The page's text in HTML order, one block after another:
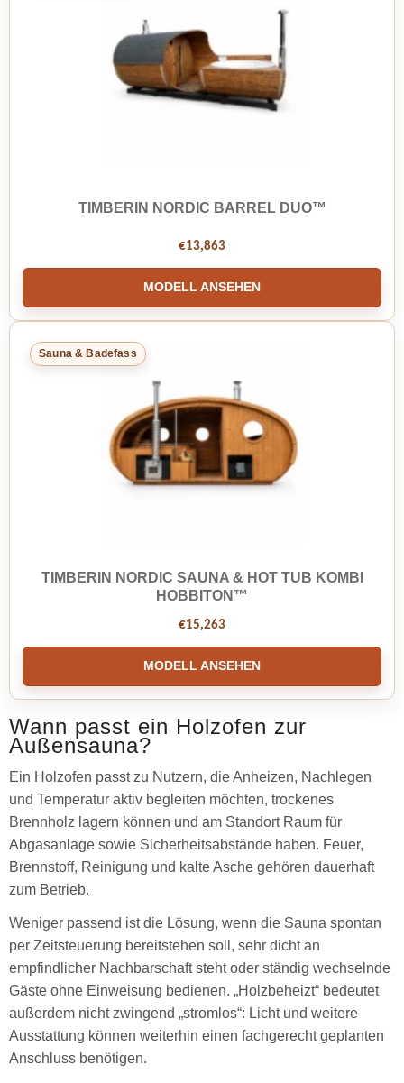
TIMBERIN NORDIC BARREL DUO™
€13,863
MODELL ANSEHEN
Sauna & Badefass
TIMBERIN NORDIC SAUNA & HOT TUB KOMBI
HOBBITON™
€15,263
MODELL ANSEHEN
Wann passt ein Holzofen zur
Außensauna?
Ein Holzofen passt zu Nutzern, die Anheizen, Nachlegen
und Temperatur aktiv begleiten möchten, trockenes
Brennholz lagern können und am Standort Raum für
Abgasanlage sowie Sicherheitsabstände haben. Feuer,
Brennstoff, Reinigung und kalte Asche gehören dauerhaft
zum Betrieb.
Weniger passend ist die Lösung, wenn die Sauna spontan
per Zeitsteuerung bereitstehen soll, sehr dicht an
empfindlicher Nachbarschaft steht oder ständig wechselnde
Gäste ohne Einweisung bedienen. „Holzbeheizt“ bedeutet
außerdem nicht zwingend „stromlos“: Licht und weitere
Ausstattung können weiterhin einen fachgerecht geplanten
Anschluss benötigen.